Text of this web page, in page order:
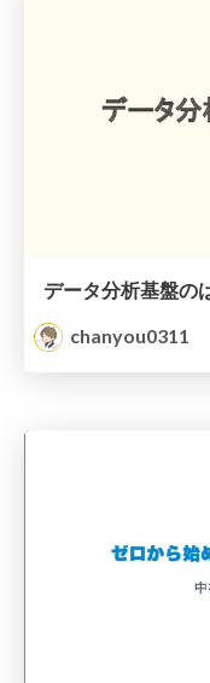
データ分析基盤の
chanyou0311